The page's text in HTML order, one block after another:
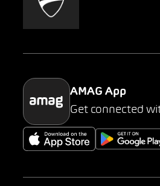
Parking
AMAG App
Get connected